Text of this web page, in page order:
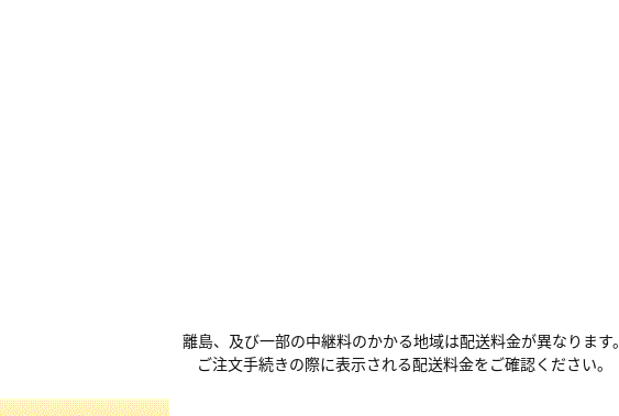
離島、及び一部の中継料のかかる地域は配送料金が異なります。
ご注文手続きの際に表示される配送料金をご確認ください。